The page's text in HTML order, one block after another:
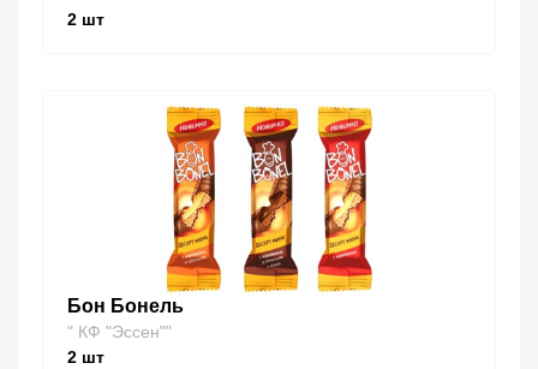
2 шт
Бон Бонель
" КФ "Эссен""
2 шт